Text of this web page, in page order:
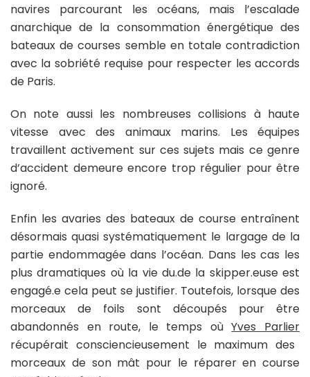
navires parcourant les océans, mais l’escalade
anarchique de la consommation énergétique des
bateaux de courses semble en totale contradiction
avec la sobriété requise pour respecter les accords
de Paris.
On note aussi les nombreuses collisions à haute
vitesse avec des animaux marins. Les équipes
travaillent activement sur ces sujets mais ce genre
d’accident demeure encore trop régulier pour être
ignoré.
Enfin les avaries des bateaux de course entraînent
désormais quasi systématiquement le largage de la
partie endommagée dans l’océan. Dans les cas les
plus dramatiques où la vie du.de la skipper.euse est
engagé.e cela peut se justifier. Toutefois, lorsque des
morceaux de foils sont découpés pour être
abandonnés en route, le temps oùYves Parlier
récupérait consciencieusement le maximum des
morceaux de son mât pour le réparer en course